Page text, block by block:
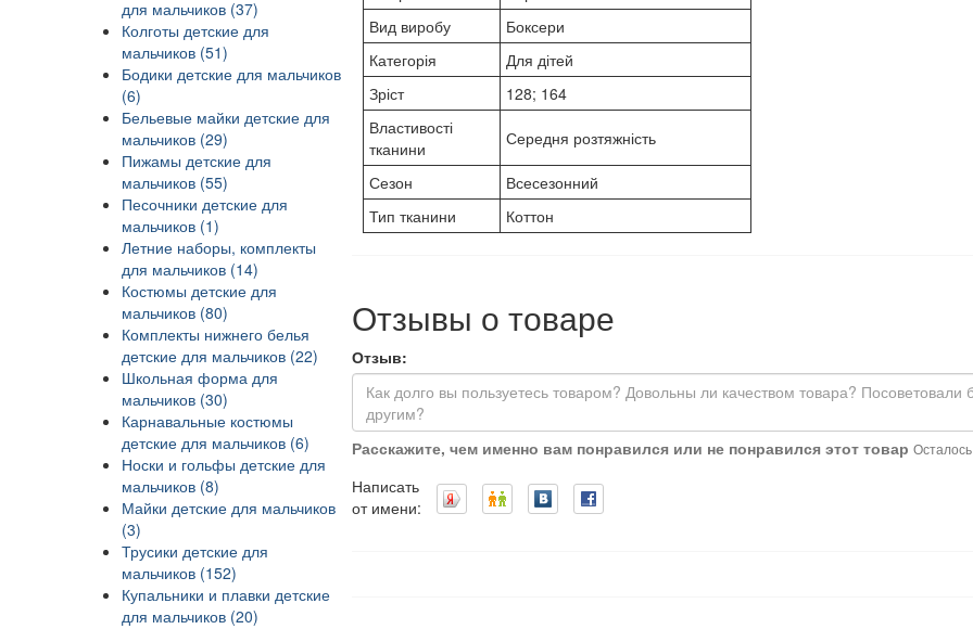
Вид виробу
Боксери
Категорія
Для дітей
Зріст
128; 164
Властивості
тканини
Середня розтяжність
Сезон
Всесезонний
Тип тканини
Коттон
Отзывы о товаре
Отзыв:
Расскажите, чем именно вам понравился или не понравился этот товар
Написать
от имени:
для мальчиков (37)
Колготы детские для
мальчиков (51)
Бодики детские для мальчиков
(6)
Бельевые майки детские для
мальчиков (29)
Пижамы детские для
мальчиков (55)
Песочники детские для
мальчиков (1)
Летние наборы, комплекты
для мальчиков (14)
Костюмы детские для
мальчиков (80)
Комплекты нижнего белья
детские для мальчиков (22)
Школьная форма для
мальчиков (30)
Карнавальные костюмы
детские для мальчиков (6)
Носки и гольфы детские для
мальчиков (8)
Майки детские для мальчиков
(3)
Трусики детские для
мальчиков (152)
Купальники и плавки детские
для мальчиков (20)